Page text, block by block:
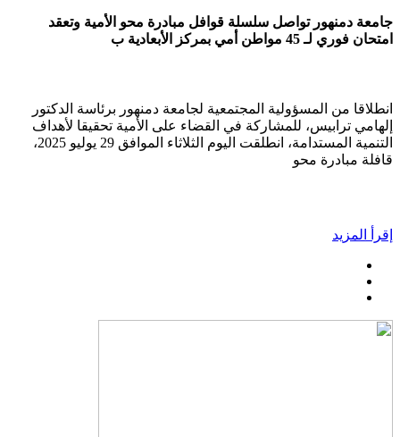
جامعة دمنهور تواصل سلسلة قوافل مبادرة محو الأمية وتعقد
امتحان فوري لـ 45 مواطن أمي بمركز الأبعادية ب
انطلاقا من المسؤولية المجتمعية لجامعة دمنهور برئاسة الدكتور
إلهامي ترابيس، للمشاركة في القضاء على الأمية تحقيقا لأهداف
التنمية المستدامة، انطلقت اليوم الثلاثاء الموافق 29 يوليو 2025،
قافلة مبادرة محو
إقرأ المزيد